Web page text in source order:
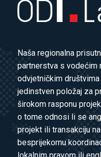
Naša regionalna
partnerstva s vodećim
odvjetničkim
jedinstven položaj za
širokom rasponu
o tome odnosi li se
projekt ili transakciju
besprijekornu